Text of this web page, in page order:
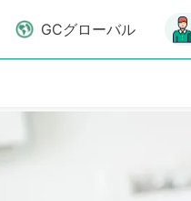
GCグローバル